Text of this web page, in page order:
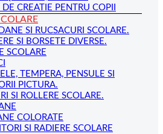
DE CREATIE PENTRU COPII
SI RUCSACURI SCOLARE.
SI BORSETE DIVERSE.
SCOLARE
TEMPERA, PENSULE SI
PICTURA.
SI ROLLERE SCOLARE.
COLORATE
SI RADIERE SCOLARE